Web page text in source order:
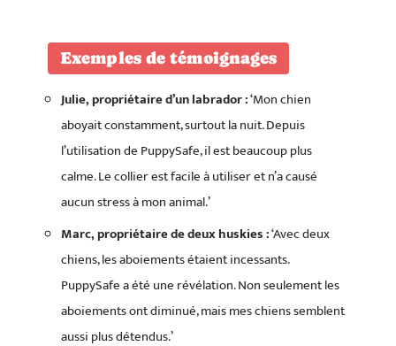
Exemples de témoignages
Julie, propriétaire d’un labrador :‘Mon chien
aboyait constamment, surtout la nuit. Depuis
l’utilisation de PuppySafe, il est beaucoup plus
calme. Le collier est facile à utiliser et n’a causé
aucun stress à mon animal.’
Marc, propriétaire de deux huskies :‘Avec deux
chiens, les aboiements étaient incessants.
PuppySafe a été une révélation. Non seulement les
aboiements ont diminué, mais mes chiens semblent
aussi plus détendus.’